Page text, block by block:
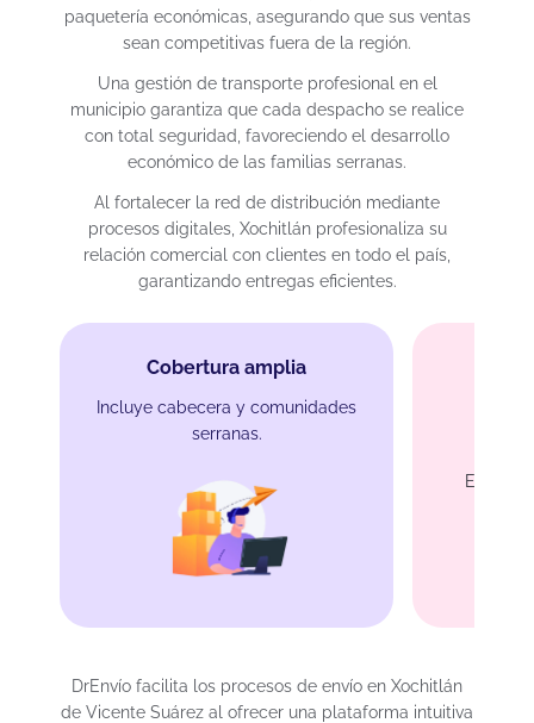
paquetería económicas, asegurando que sus ventas
sean competitivas fuera de la región.
Una gestión de transporte profesional en el
municipio garantiza que cada despacho se realice
con total seguridad, favoreciendo el desarrollo
económico de las familias serranas.
Al fortalecer la red de distribución mediante
procesos digitales, Xochitlán profesionaliza su
relación comercial con clientes en todo el país,
garantizando entregas eficientes.
Cobertura amplia
Incluye cabecera y comunidades
serranas.
DrEnvío facilita los procesos de envío en Xochitlán
de Vicente Suárez al ofrecer una plataforma intuitiva